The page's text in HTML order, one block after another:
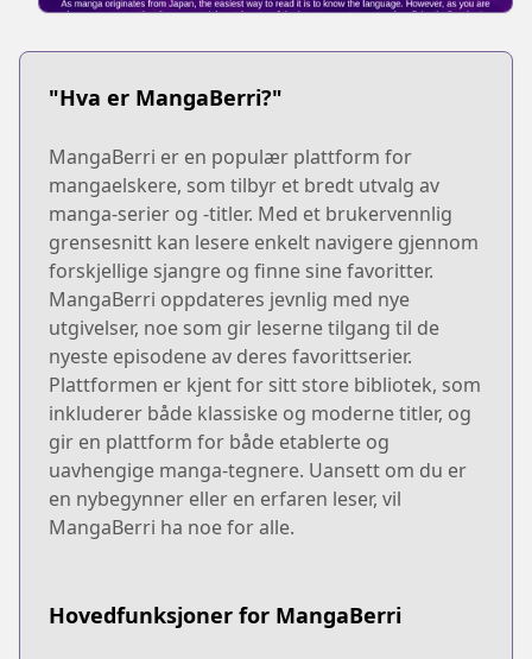
"Hva er MangaBerri?"
MangaBerri er en populær plattform for
mangaelskere, som tilbyr et bredt utvalg av
manga-serier og -titler. Med et brukervennlig
grensesnitt kan lesere enkelt navigere gjennom
forskjellige sjangre og finne sine favoritter.
MangaBerri oppdateres jevnlig med nye
utgivelser, noe som gir leserne tilgang til de
nyeste episodene av deres favorittserier.
Plattformen er kjent for sitt store bibliotek, som
inkluderer både klassiske og moderne titler, og
gir en plattform for både etablerte og
uavhengige manga-tegnere. Uansett om du er
en nybegynner eller en erfaren leser, vil
MangaBerri ha noe for alle.
Hovedfunksjoner for MangaBerri